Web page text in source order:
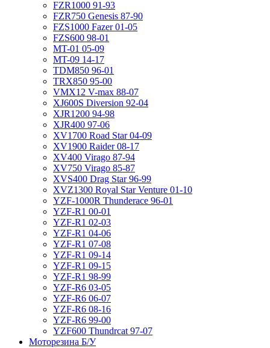
FZR1000 91-93
FZR750 Genesis 87-90
FZS1000 Fazer 01-05
FZS600 98-01
MT-01 05-09
MT-09 14-17
TDM850 96-01
TRX850 95-00
VMX12 V-max 88-07
XJ600S Diversion 92-04
XJR1200 94-98
XJR400 97-06
XV1700 Road Star 04-09
XV1900 Raider 08-17
XV400 Virago 87-94
XV750 Virago 85-87
XVS400 Drag Star 96-99
XVZ1300 Royal Star Venture 01-10
YZF-1000R Thunderace 96-01
YZF-R1 00-01
YZF-R1 02-03
YZF-R1 04-06
YZF-R1 07-08
YZF-R1 09-14
YZF-R1 09-15
YZF-R1 98-99
YZF-R6 03-05
YZF-R6 06-07
YZF-R6 08-16
YZF-R6 99-00
YZF600 Thundrcat 97-07
Моторезина Б/У